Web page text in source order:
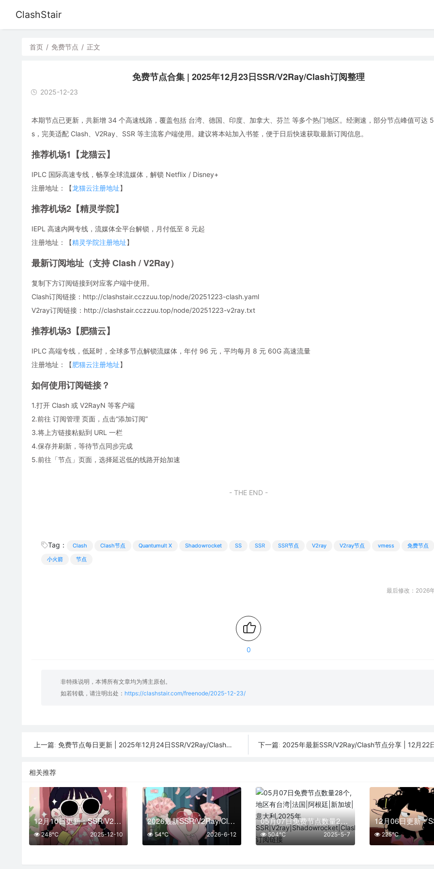
ClashStair
首页 / 免费节点 / 正文
免费节点合集 | 2025年12月23日SSR/V2Ray/Clash订阅整理
2025-12-23
本期节点已更新，共新增 34 个高速线路，覆盖包括 台湾、德国、印度、加拿大、芬兰 等多个热门地区。经测速，部分节点峰值可达
s，完美适配 Clash、V2Ray、SSR 等主流客户端使用。建议将本站加入书签，便于日后快速获取最新订阅信息。
推荐机场1【龙猫云】
IPLC 国际高速专线，畅享全球流媒体，解锁 Netflix / Disney+
注册地址：【龙猫云注册地址】
推荐机场2【精灵学院】
IEPL 高速内网专线，流媒体全平台解锁，月付低至 8 元起
注册地址：【精灵学院注册地址】
最新订阅地址（支持 Clash / V2Ray）
复制下方订阅链接到对应客户端中使用。
Clash订阅链接：http://clashstair.cczzuu.top/node/20251223-clash.yaml
V2ray订阅链接：http://clashstair.cczzuu.top/node/20251223-v2ray.txt
推荐机场3【肥猫云】
IPLC 高端专线，低延时，全球多节点解锁流媒体，年付 96 元，平均每月 8 元 60G 高速流量
注册地址：【肥猫云注册地址】
如何使用订阅链接？
1.打开 Clash 或 V2RayN 等客户端
2.前往 订阅管理 页面，点击“添加订阅”
3.将上方链接粘贴到 URL 一栏
4.保存并刷新，等待节点同步完成
5.前往「节点」页面，选择延迟低的线路开始加速
- THE END -
Tag： Clash Clash节点 Quantumult X Shadowrocket SS SSR SSR节点 V2ray V2ray节点 vmess
免费节点
小火箭
节点
最后修改：2026
0
非特殊说明，本博所有文章均为博主原创。
如若转载，请注明出处： https://clashstair.com/freenode/2025-12-23/
上一篇: 免费节点每日更新 | 2025年12月24日SSR/V2Ray/Clash可用订阅 下一篇: 2025年最新SSR/V2Ray/Clash节点分享 | 12月22日
相关推荐
12月10日更新：SSR/V2Ray/Clash可用节点40条分享
2025-12-10
248℃
2026最新SSR/V2Ray/Clash免费节点 | 6月12日可用订阅
2026-6-12
54℃
05月07日免费节点数量28个,地区有台湾|法国|阿根廷|新加坡|意大利,2025年SSR|V2ray|Shadowrocket|Clash订阅链接
2025-5-7
504℃ 225℃